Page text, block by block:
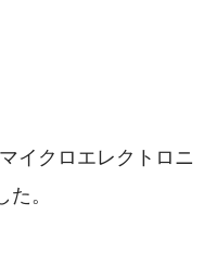
イクロエレクトロニ
。